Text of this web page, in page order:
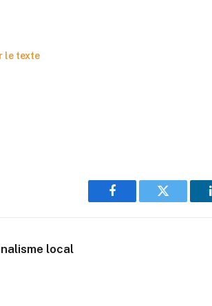
le texte
Facebook Twitter
local